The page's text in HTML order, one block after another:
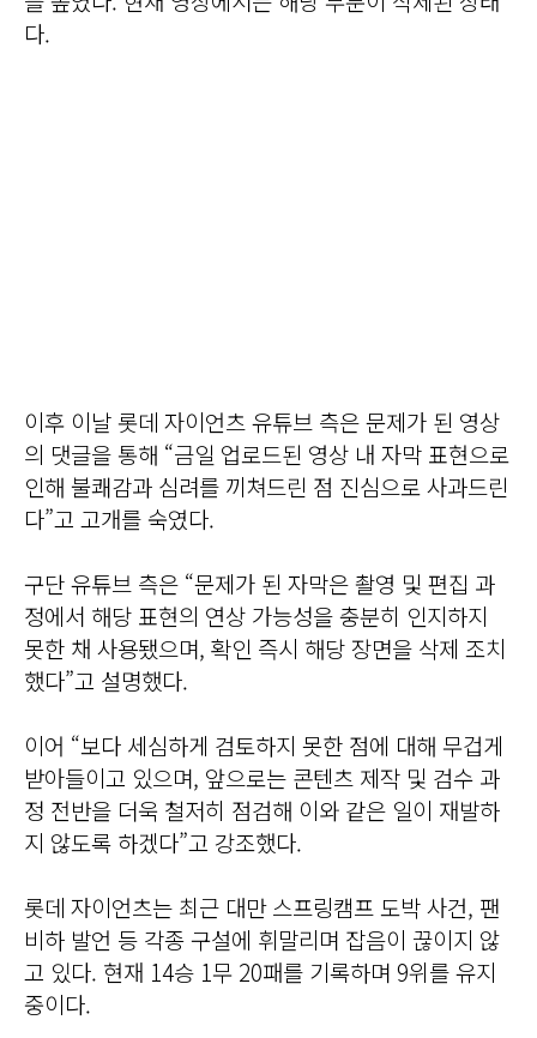
다.
이후 이날 롯데 자이언츠 유튜브 측은 문제가 된 영상
의 댓글을 통해 “금일 업로드된 영상 내 자막 표현으로
인해 불쾌감과 심려를 끼쳐드린 점 진심으로 사과드린
다”고 고개를 숙였다.
구단 유튜브 측은 “문제가 된 자막은 촬영 및 편집 과
정에서 해당 표현의 연상 가능성을 충분히 인지하지
못한 채 사용됐으며, 확인 즉시 해당 장면을 삭제 조치
했다”고 설명했다.
이어 “보다 세심하게 검토하지 못한 점에 대해 무겁게
받아들이고 있으며, 앞으로는 콘텐츠 제작 및 검수 과
정 전반을 더욱 철저히 점검해 이와 같은 일이 재발하
지 않도록 하겠다”고 강조했다.
롯데 자이언츠는 최근 대만 스프링캠프 도박 사건, 팬
비하 발언 등 각종 구설에 휘말리며 잡음이 끊이지 않
고 있다. 현재 14승 1무 20패를 기록하며 9위를 유지
중이다.